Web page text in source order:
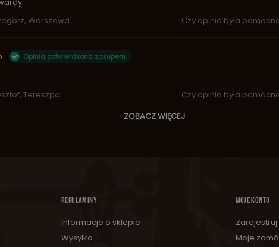
Warszawa Czy opinia była
Opinia potwierdzona zakupem
Tereszpol Czy opinia była
ZOBACZ WIĘCEJ
REGULAMINY
Informacje o sklepie
Wysyłka
MOJE KONTO
Zarejestruj
Moje